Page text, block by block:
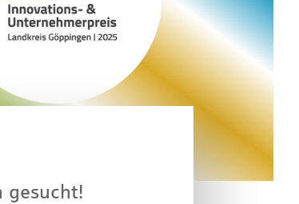
gesucht!
Jetzt
Machen Sie mit bei unserem
verlosen wir 10 Gutscheine
Kreissparkasse Göppingen